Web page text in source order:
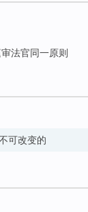
审法官同一原则
可改变的